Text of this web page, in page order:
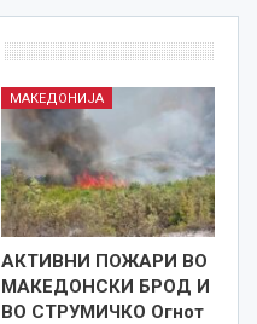
МАКЕДОНИЈА
АКТИВНИ ПОЖАРИ ВО
МАКЕДОНСКИ БРОД И
ВО СТРУМИЧКО Огнот